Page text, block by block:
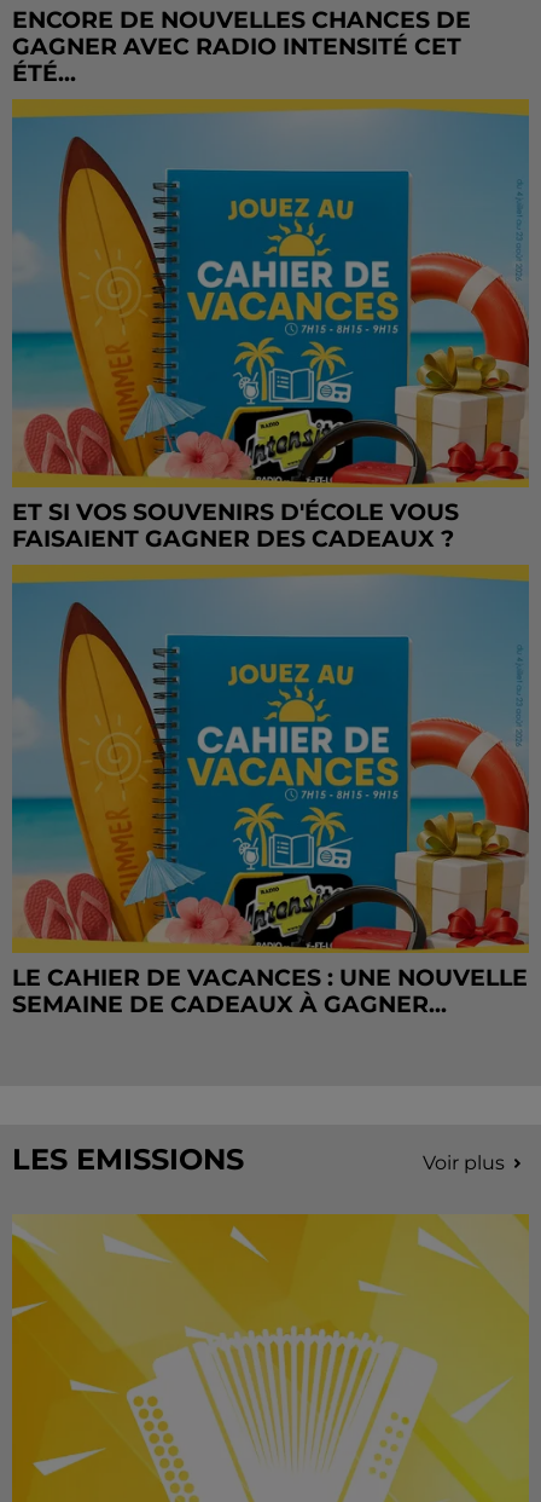
ENCORE DE NOUVELLES CHANCES DE
GAGNER AVEC RADIO INTENSITÉ CET
ÉTÉ...
ET SI VOS SOUVENIRS D'ÉCOLE VOUS
FAISAIENT GAGNER DES CADEAUX ?
LE CAHIER DE VACANCES : UNE NOUVELLE
SEMAINE DE CADEAUX À GAGNER...
LES EMISSIONS Voir plus